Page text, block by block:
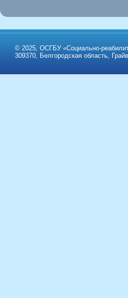
© 2025, ОСГБУ «Социально-
309370, Белгородская область,